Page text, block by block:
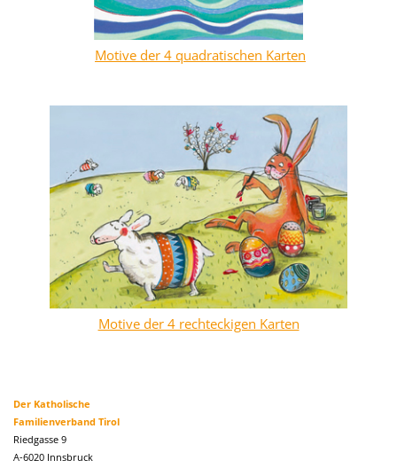
Motive der 4 quadratischen Karten
Motive der 4 rechteckigen Karten
Der Katholische
Familienverband Tirol
Riedgasse 9
A-6020 Innsbruck